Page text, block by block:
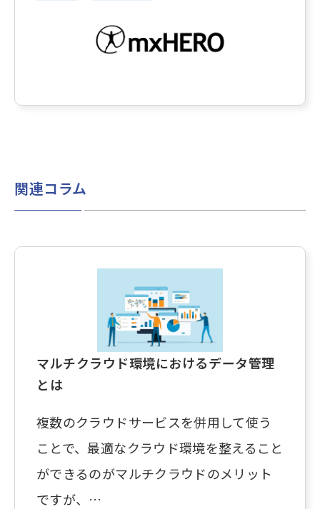
関連コラム
マルチクラウド環境におけるデータ管理
とは
複数のクラウドサービスを併用して使う
ことで、最適なクラウド環境を整えること
ができるのがマルチクラウドのメリット
ですが、…